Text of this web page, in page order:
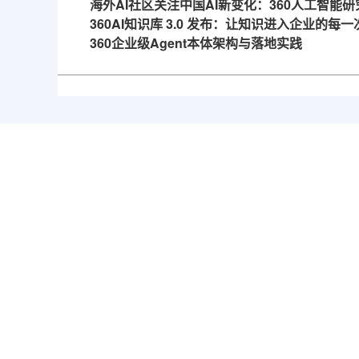
海外AI社区关注中国AI新变化：360人工智能
360AI知识库 3.0 发布：让知识进入企业的每一
360企业级Agent本体架构与落地实践